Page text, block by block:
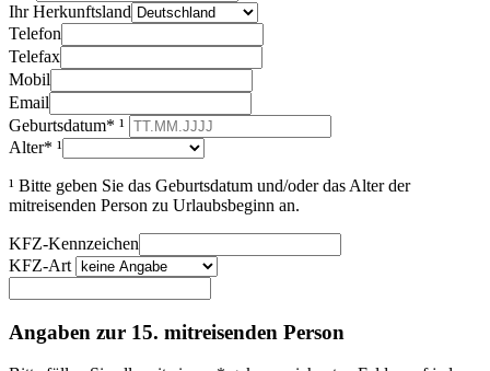
Ihr Herkunftsland
Telefon
Telefax
Mobil
Email
Geburtsdatum* ¹
Alter* ¹
¹ Bitte geben Sie das Geburtsdatum und/oder das Alter der
mitreisenden Person zu Urlaubsbeginn an.
KFZ-Kennzeichen
KFZ-Art
Angaben zur 15. mitreisenden Person